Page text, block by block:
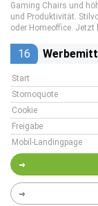
Gaming Chairs und
und Produktivität.
oder Homeoffice. Jetzt
16
Start
Stornoquote
Cookie
Freigabe
Mobil-Landingpage